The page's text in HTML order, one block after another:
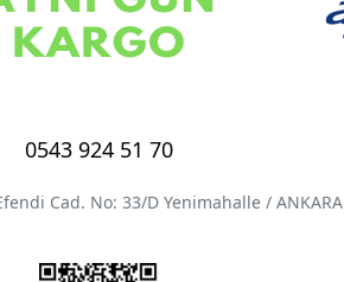
0543 924 51 70
Cad. No: 33/D Yenimahalle / ANKARA